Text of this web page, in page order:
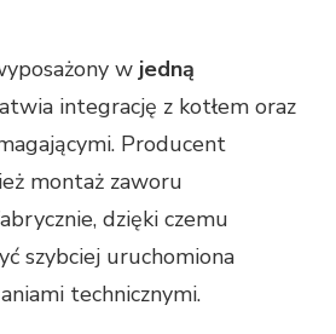
w jedną
integrację z kotłem oraz
Producent
montaż zaworu
dzięki czemu
szybciej uruchomiona
technicznymi.